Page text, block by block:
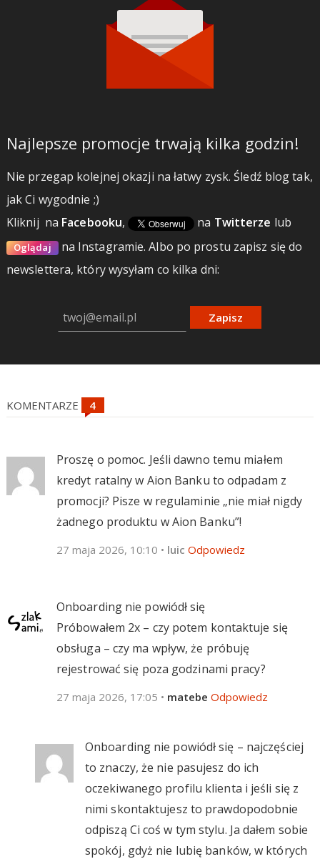
Najlepsze promocje trwają kilka godzin!
Nie przegap kolejnej okazji na łatwy zysk. Śledź blog tak,
jak Ci wygodnie ;)
Kliknij na Facebooku, na Twitterze lub
Oglądaj na Instagramie.Albo po prostu zapisz się do
newslettera, który wysyłam co kilka dni:
Zapisz
KOMENTARZE
Proszę o pomoc. Jeśli dawno temu miałem
kredyt ratalny w Aion Banku to odpadam z
promocji? Pisze w regulaminie „nie miał nigdy
żadnego produktu w Aion Banku”!
27 maja 2026, 10:10 • luic Odpowiedz
Onboarding nie powiódł się
Próbowałem 2x – czy potem kontaktuje się
obsługa – czy ma wpływ, że próbuję
rejestrować się poza godzinami pracy?
27 maja 2026, 17:05 • matebe Odpowiedz
Onboarding nie powiódł się – najczęściej
to znaczy, że nie pasujesz do ich
oczekiwanego profilu klienta i jeśli się z
nimi skontaktujesz to prawdopodobnie
odpiszą Ci coś w tym stylu. Ja dałem sobie
spokój, gdyż nie lubię banków, w których